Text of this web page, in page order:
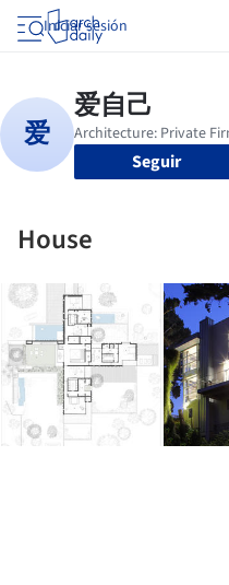
Iniciar sesión
Seguir
House